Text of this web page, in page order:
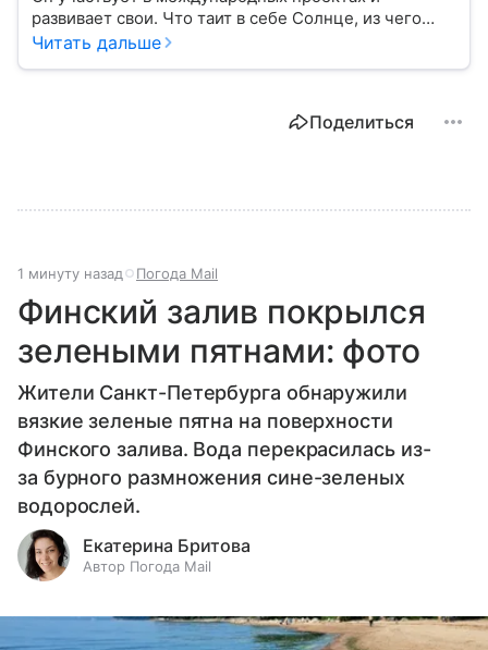
развивает свои. Что таит в себе Солнце, из чего
состоят звезды и планеты — над этими загадками
Читать дальше
Поделиться
1 минуту назад Погода Mail
Финский залив покрылся
зелеными пятнами: фото
Жители Санкт-Петербурга обнаружили
вязкие зеленые пятна на поверхности
Финского залива. Вода перекрасилась из-
за бурного размножения сине-зеленых
водорослей.
Екатерина Бритова
Автор Погода Mail